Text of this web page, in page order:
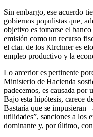
Sin embargo, ese acuerdo
gobiernos populistas que,
objetivo es tomarse el
emisión como un recurso
el clan de los Kirchner es
empleo productivo y la
Lo anterior es pertinente
Ministerio de Hacienda
padecemos, es causada por
Bajo esta hipótesis, carece
Bastaría que se impusieran
utilidades”, sanciones a los
dominante y, por último,